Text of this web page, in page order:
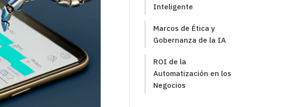
Inteligente
Marcos de Ética y
Gobernanza de la IA
ROI de la
Automatización en los
Negocios